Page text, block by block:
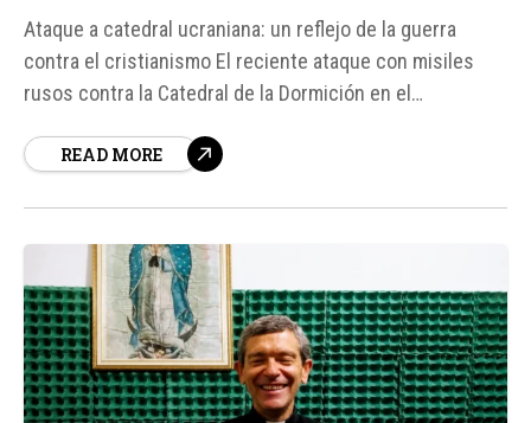
Ataque a catedral ucraniana: un reflejo de la guerra
contra el cristianismo El reciente ataque con misiles
rusos contra la Catedral de la Dormición en el
Patrimonio de la Humanidad por la UNESCO, ha generado
READ MORE